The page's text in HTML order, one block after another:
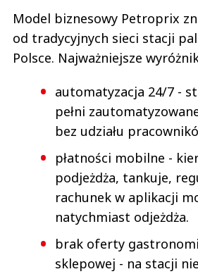
Model biznesowy Petroprix
od tradycyjnych sieci stacji
Polsce. Najważniejsze
automatyzacja 24/7 -
pełni
bez udziału
płatności mobilne -
podjeżdża, tankuje,
rachunek w aplikacji
natychmiast odjeżdża.
brak oferty
sklepowej - na stacji